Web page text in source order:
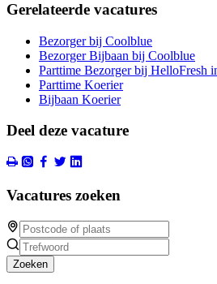
Gerelateerde vacatures
Bezorger bij Coolblue
Bezorger Bijbaan bij Coolblue
Parttime Bezorger bij HelloFresh
Parttime Koerier
Bijbaan Koerier
Deel deze vacature
Vacatures zoeken
Zoeken